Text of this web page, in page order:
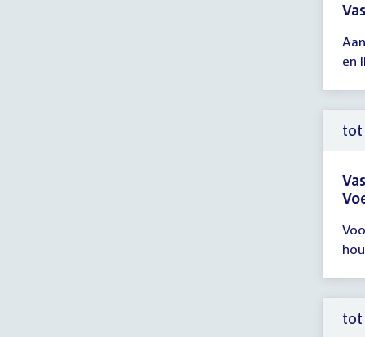
-
uur
en
tot
tot
uur
tot